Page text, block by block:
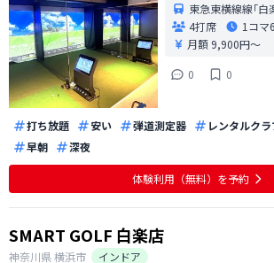
東急東横線線｢白
4打席
1コマ
月額 9,900円〜
0
0
打ち放題 安い 弾道測定器 レンタルクラ
早朝
深夜
体験利用（無料）を予約
SMART GOLF 白楽店
神奈川県横浜市
インドア